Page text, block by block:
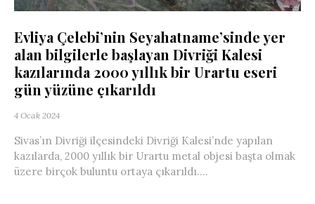
Evliya Çelebi’nin Seyahatname’sinde yer
alan bilgilerle başlayan Divriği Kalesi
kazılarında 2000 yıllık bir Urartu eseri
gün yüzüne çıkarıldı
4 Ocak 2024
Sivas’ın Divriği ilçesindeki Divriği Kalesi’nde yapılan
kazılarda, 2000 yıllık bir Urartu metal objesi başta olmak
üzere birçok buluntu ortaya çıkarıldı....